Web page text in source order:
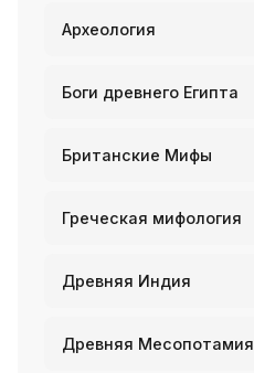
Археология
Боги древнего Египта
Британские Мифы
Греческая мифология
Древняя Индия
Древняя Месопотамия